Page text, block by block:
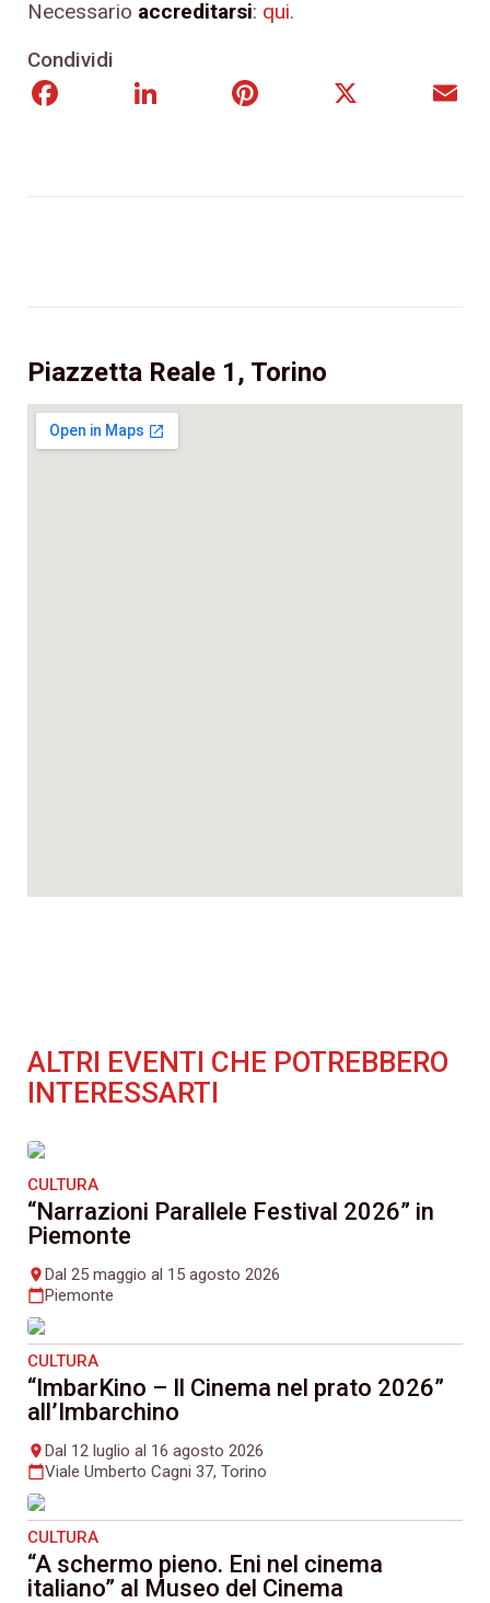
Necessario accreditarsi: qui.
Condividi
FacebookLinkedIn Pinterest
Piazzetta Reale 1, Torino
ALTRI EVENTI CHE POTREBBERO
INTERESSARTI
CULTURA
“Narrazioni Parallele Festival 2026” in
Piemonte
placeDal 25 maggio al 15 agosto 2026
calendar_todayPiemonte
CULTURA
“ImbarKino – Il Cinema nel prato 2026”
all’Imbarchino
placeDal 12 luglio al 16 agosto 2026
calendar_todayViale Umberto Cagni 37, Torino
CULTURA
“A schermo pieno. Eni nel cinema
italiano” al Museo del Cinema